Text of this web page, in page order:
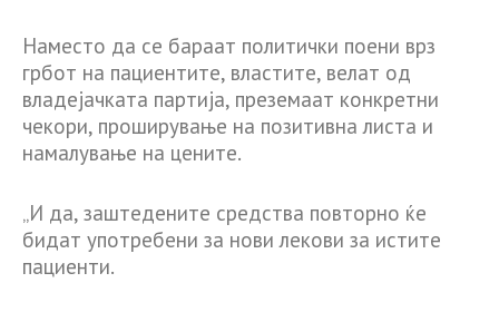
Наместо да се бараат политички поени врз
грбот на пациентите, властите, велат од
владејачката партија, преземаат конкретни
чекори, проширување на позитивна листа и
намалување на цените.
„И да, заштедените средства повторно ќе
бидат употребени за нови лекови за истите
пациенти.